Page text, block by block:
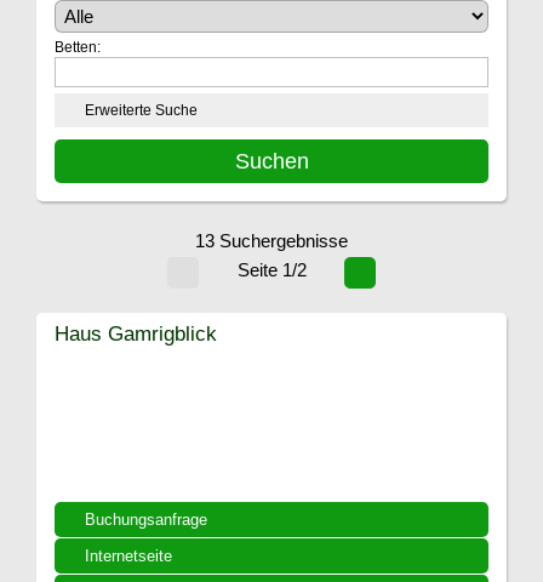
Betten:
Erweiterte Suche
13 Suchergebnisse
Seite 1/2
Buchungsanfrage
Internetseite
Haus Gamrigblick